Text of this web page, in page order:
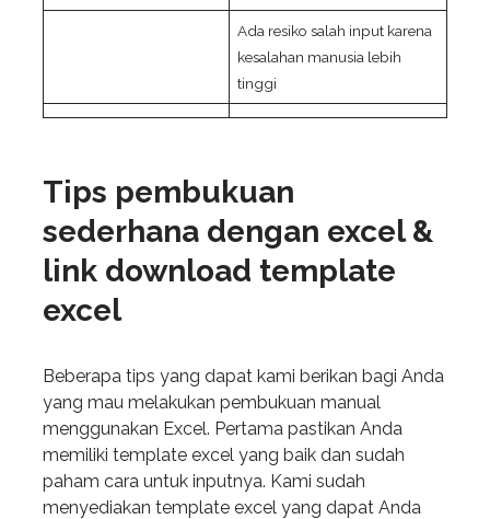
Ada resiko salah input karena
kesalahan manusia lebih
tinggi
Tips pembukuan
sederhana dengan excel &
link download template
excel
Beberapa tips yang dapat kami berikan bagi Anda
yang mau melakukan pembukuan manual
menggunakan Excel. Pertama pastikan Anda
memiliki template excel yang baik dan sudah
paham cara untuk inputnya. Kami sudah
menyediakan template excel yang dapat Anda